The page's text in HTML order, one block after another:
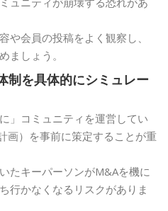
や会員の投稿をよく観察し、
ましょう。
制を具体的にシミュレー
」コミュニティを運営してい
画）を事前に策定することが重
たキーパーソンがM&Aを機に
行かなくなるリスクがありま